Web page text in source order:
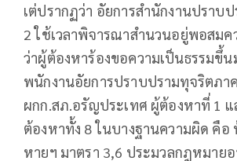
เต่ปรากฏว่า อัยการสํานักงานปราบ
2 ใช้เวลาพิจารณาสํานวนอยู่พอสมค
ว่าผู้ต้องหาร้องขอความเป็นธรรมขึ้
พนักงานอัยการปราบปรามทุจริตภา
ผกก.สภ.อรัญประเทศ ผู้ต้องหาที่ 1
ต้องหาทั้ง 8 ในบางฐานความผิด คือ
หายฯ มาตรา 3,6 ประมวลกฎหมาย